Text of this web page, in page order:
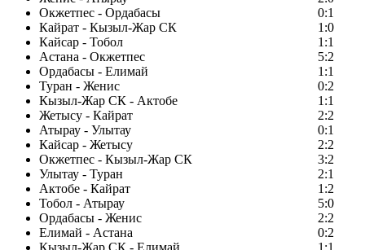
Окжетпес - Ордабасы
0:1
Кайрат - Кызыл-Жар СК
1:0
Кайсар - Тобол
1:1
Астана - Окжетпес
5:2
Ордабасы - Елимай
1:1
Туран - Женис
0:2
Кызыл-Жар СК - Актобе
1:1
Жетысу - Кайрат
2:2
Атырау - Улытау
0:1
Кайсар - Жетысу
2:2
Окжетпес - Кызыл-Жар СК
3:2
Улытау - Туран
2:1
Актобе - Кайрат
1:2
Тобол - Атырау
5:0
Ордабасы - Женис
2:2
Елимай - Астана
0:2